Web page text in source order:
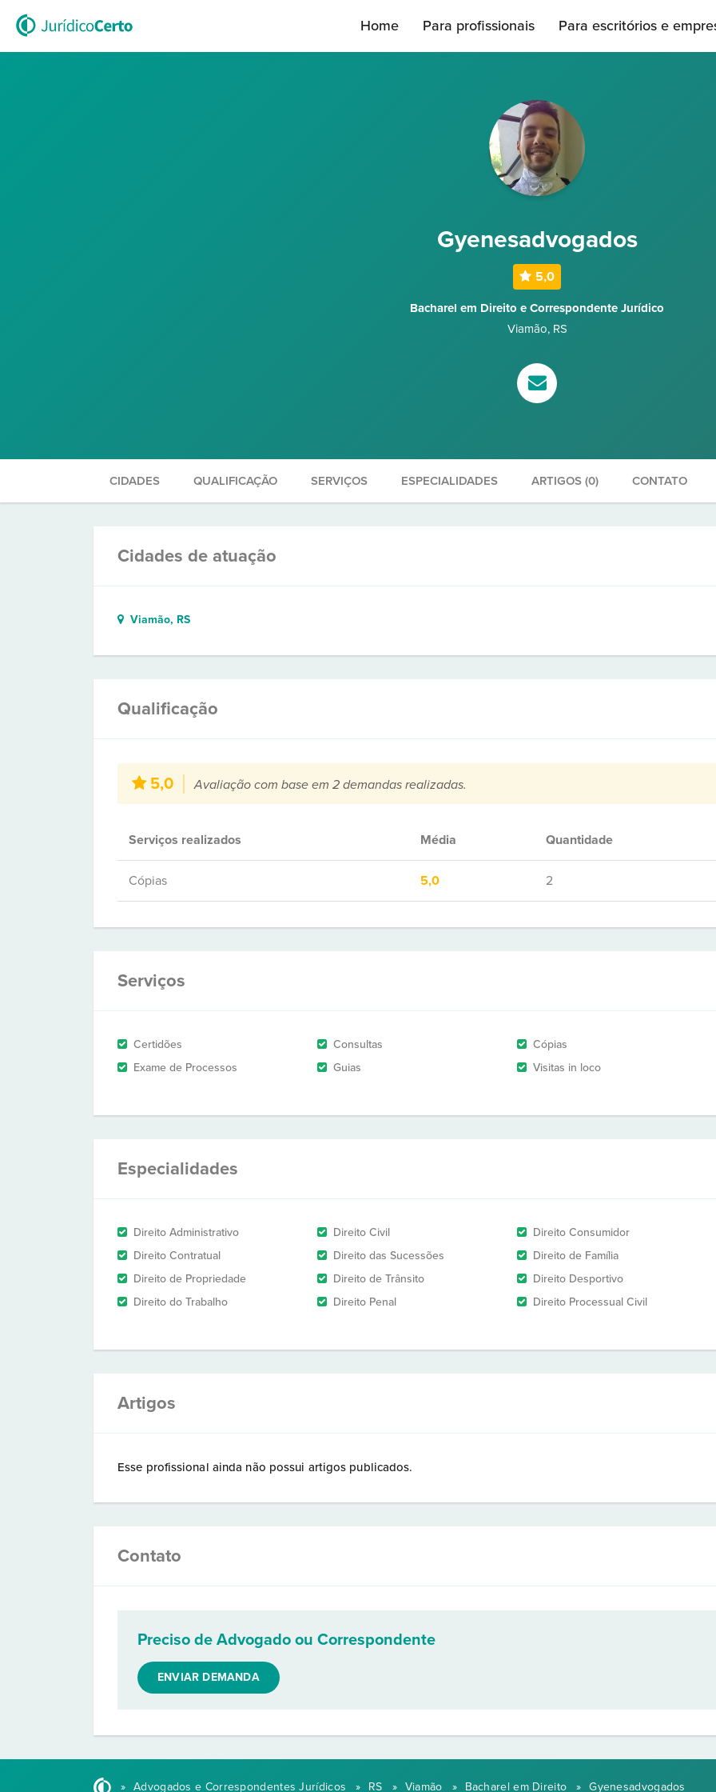
Home Para profissionais Para escritórios e
Gyenesadvogados
5,0
Bacharel em Direito e Correspondente Jurídico
Viamão, RS
CIDADES QUALIFICAÇÃO SERVIÇOS ESPECIALIDADES ARTIGOS (0) CONTATO
Cidades de atuação
Viamão, RS
Qualificação
5,0 Avaliação com base em 2 demandas realizadas.
Serviços realizados Média Quantidade
Cópias 5,0 2
Serviços
Certidões Consultas
Cópias
Exame de Processos
Guias Visitas in loco
Especialidades
Direito Administrativo Direito Civil
Direito Consumidor
Direito Contratual
Direito das Sucessões
Direito de Família
Direito de Propriedade
Direito de Trânsito
Direito Desportivo
Direito do Trabalho
Direito Penal Direito Processual Civil
Artigos
Esse profissional ainda não possui artigos publicados.
Contato
Preciso de Advogado ou Correspondente
ENVIAR DEMANDA
» Advogados e Correspondentes Jurídicos » RS » Viamão » Bacharel em Direito » Gyenesadvogados